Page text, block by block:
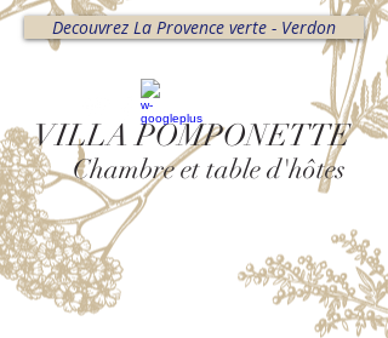
Decouvrez La Provence verte - Verdon
VILLA POMPONETTE
Chambre et table d'hôtes